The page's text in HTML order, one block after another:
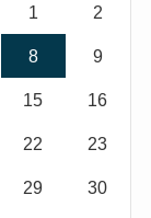
1 2
8 9
15 16
22 23
29 30